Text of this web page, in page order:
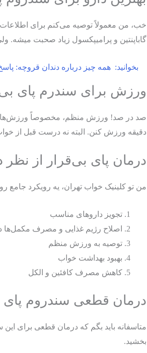
خب، من معمولاً توصیه می‌کنم برای اطلاعات
گاباپنتین و پرامیپکسول زیاد صحبت میشه.
بخوانید: همه چیز درباره دندان قروچه:
ورزش برای سندرم پای
دقیقه ورزش کنن. البته نه درست قبل از
درمان پای بی‌قرار از
من تو کلینیک خواب تهران، یه رویکرد جامع
تجویز داروهای مناسب
اصلاح رژیم غذایی و مصرف مکمل‌ها
توصیه به ورزش منظم
بهبود بهداشت خواب
کاهش مصرف کافئین و الکل
درمان قطعی سندروم پای
متاسفانه باید بگم که درمان قطعی برای
بخشید.